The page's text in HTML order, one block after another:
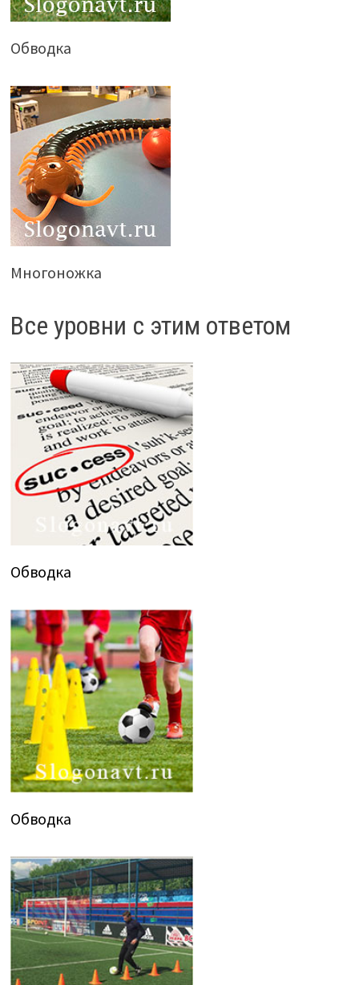
Обводка
Многоножка
Все уровни с этим ответом
Обводка
Обводка